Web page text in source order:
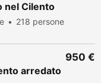
nel Cilento
218 persone
arredato
950 €